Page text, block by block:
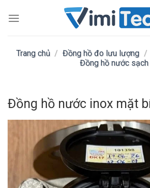
Trang chủ / Đồng hồ đo lưu lượng /
Đồng hồ nước sạch
Đồng hồ nước inox mặt